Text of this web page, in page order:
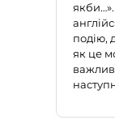
подію,
як це